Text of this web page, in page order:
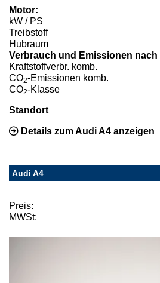
Motor:
kW / PS
Treibstoff
Hubraum
Verbrauch und Emissionen nach
Kraftstoffverbr. komb.
CO2-Emissionen komb.
CO2-Klasse
Standort
Details zum Audi A4 anzeigen
Audi A4
Preis:
MWSt: